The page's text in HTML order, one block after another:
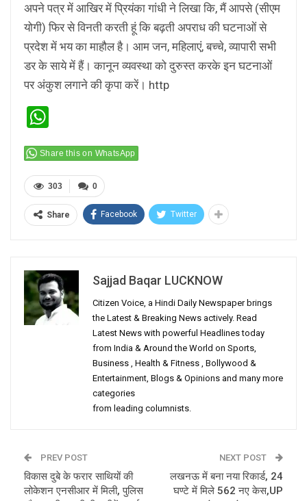
अपने पत्र में आखिर में प्रियंका गांधी ने लिखा कि, मैं आपसे (सीएम
योगी) फिर से विनती करती हूं कि बढ़ती अपराध की घटनाओं से
प्रदेश में भय का माहौल है। आम जन, महिलाएं, बच्चे, व्यापारी सभी
डर के साये में हैं। कानून व्यवस्था को दुरुस्त करके इन घटनाओं
पर अंकुश लगाने की कृपा करें। http
Share this on WhatsApp
0
303
Share Facebook Twitter
Sajjad Baqar LUCKNOW
Citizen Voice, a Hindi Daily Newspaper brings
the Latest & Breaking News actively. Read
Latest News with powerful Headlines today
from India & Around the World on Sports,
Business , Health & Fitness , Bollywood &
Entertainment, Blogs & Opinions and many more
categories
from leading columnists.
PREV POST
विकास दुबे के फरार साथियों की
लोकेशन एनसीआर में मिली, पुलिस
NEXT POST
लखनऊ में बना नया रिकार्ड, 24
घण्टे में मिले 562 नए केस,UP